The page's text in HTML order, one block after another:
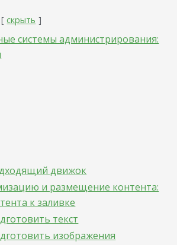
скрыть
системы администрирования:
движок
и размещение контента:
к заливке
текст
изображения